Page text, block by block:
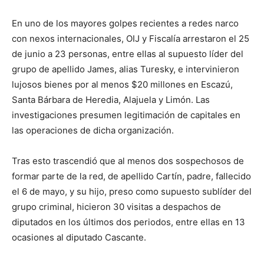
En uno de los mayores golpes recientes a redes narco
con nexos internacionales, OIJ y Fiscalía arrestaron el 25
de junio a 23 personas, entre ellas al supuesto líder del
grupo de apellido James, alias Turesky, e intervinieron
lujosos bienes por al menos $20 millones en Escazú,
Santa Bárbara de Heredia, Alajuela y Limón. Las
investigaciones presumen legitimación de capitales en
las operaciones de dicha organización.
Tras esto trascendió que al menos dos sospechosos de
formar parte de la red, de apellido Cartín, padre, fallecido
el 6 de mayo, y su hijo, preso como supuesto sublíder del
grupo criminal, hicieron 30 visitas a despachos de
diputados en los últimos dos periodos, entre ellas en 13
ocasiones al diputado Cascante.